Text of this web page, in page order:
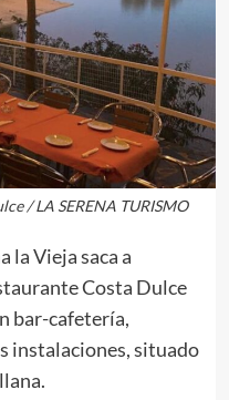
/ LA SERENA TURISMO
la Vieja saca a
Costa Dulce
bar-cafetería,
instalaciones, situado